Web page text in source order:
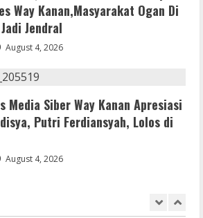
Way Kanan,Masyarakat Ogan Di
Jendral
August 4, 2026
Media Siber Way Kanan Apresiasi
Putri Ferdiansyah, Lolos di
August 4, 2026
August 7, 2026
Workstation Portable +
August 6, 2026
Office Auto-Activated